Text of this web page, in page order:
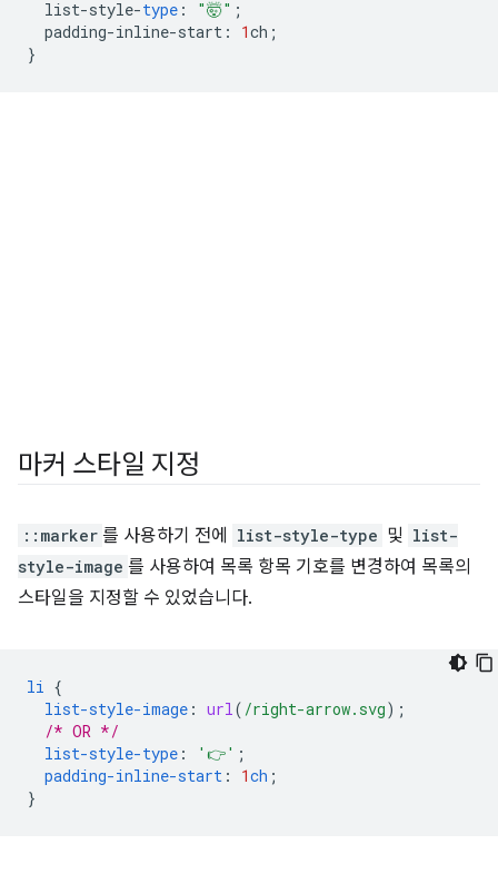
list-style-type : "🤯" ;
padding-inline-start : 1ch ;
}
마커 스타일 지정
::marker 를 사용하기 전에 list-style-type 및 list-
style-image 를 사용하여 목록 항목 기호를 변경하여 목록의
스타일을 지정할 수 있었습니다.
li {
list-style-image : url( /right-arrow.svg);
/* OR */
list-style-type : '👉' ;
padding-inline-start : 1ch ;
}